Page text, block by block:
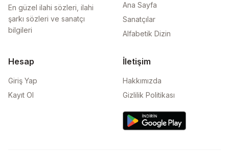
En güzel ilahi sözleri, ilahi
şarkı sözleri ve sanatçı
bilgileri
Ana Sayfa
Sanatçılar
Alfabetik Dizin
Hesap
Giriş Yap
Kayıt Ol
İletişim
Hakkımızda
Gizlilik Politikası